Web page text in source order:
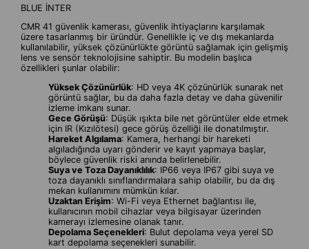
BLUE İNTER
CMR 41 güvenlik kamerası, güvenlik ihtiyaçlarını karşılamak
üzere tasarlanmış bir üründür. Genellikle iç ve dış mekanlarda
kullanılabilir, yüksek çözünürlükte görüntü sağlamak için gelişmiş
lens ve sensör teknolojisine sahiptir. Bu modelin başlıca
özellikleri şunlar olabilir:
Yüksek Çözünürlük: HD veya 4K çözünürlük sunarak net
görüntü sağlar, bu da daha fazla detay ve daha güvenilir
izleme imkanı sunar.
Gece Görüşü: Düşük ışıkta bile net görüntüler elde etmek
için IR (Kızılötesi) gece görüş özelliği ile donatılmıştır.
Hareket Algılama: Kamera, herhangi bir hareketi
algıladığında uyarı gönderir ve kayıt yapmaya başlar,
böylece güvenlik riski anında belirlenebilir.
Suya ve Toza Dayanıklılık: IP66 veya IP67 gibi suya ve
toza dayanıklı sınıflandırmalara sahip olabilir, bu da dış
mekan kullanımını mümkün kılar.
Uzaktan Erişim: Wi-Fi veya Ethernet bağlantısı ile,
kullanıcının mobil cihazlar veya bilgisayar üzerinden
kamerayı izlemesine olanak tanır.
Depolama Seçenekleri: Bulut depolama veya yerel SD
kart depolama seçenekleri sunabilir.